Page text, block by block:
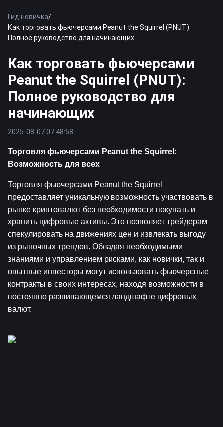
Гид новичка/
Как торговать фьючерсами Peanut the Squirrel (PNUT):
Полное руководство для начинающих
Как торговать фьючерсами
Peanut the Squirrel (PNUT):
Полное руководство для
начинающих
2025-08-07 07:48:58
Торговля фьючерсами Peanut the Squirrel:
Возможность для всех
Торговля фьючерсами Peanut the Squirrel
предоставляет уникальную возможность участвовать в
рынке криптовалют без необходимости покупать и
хранить цифровые активы. Это позволяет трейдерам
спекулировать на движениях цен и извлекать выгоду
из рыночных трендов. Обладая необходимыми
знаниями и управлением рисками, как новички, так и
опытные инвесторы могут использовать фьючерсные
контракты в своих интересах, находя возможности в
постоянно развивающемся ландшафте цифровых
валют.